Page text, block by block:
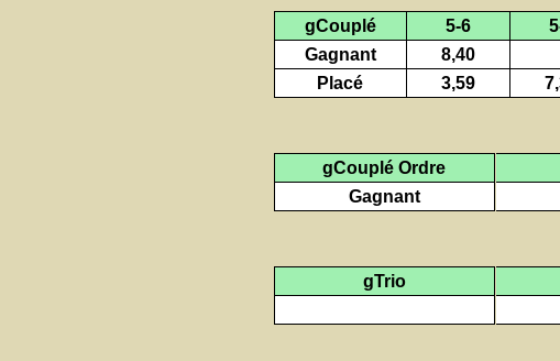
gCouplé 5-6
Gagnant
8,40
Placé
3,59
gCouplé Ordre
Gagnant
gTrio